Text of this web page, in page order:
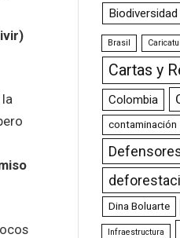
Biodiversidad
Brasil
Cartas y
Colombia
contaminación
Dina Boluarte
Infraestructura